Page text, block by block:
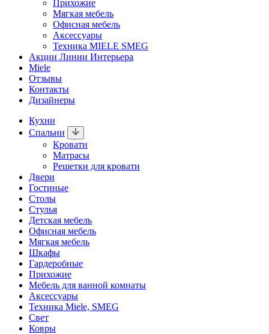
Прихожие
Мягкая мебель
Офисная мебель
Аксессуары
Техника MIELE SMEG
Акции Линии Интерьера
Miele
Отзывы
Контакты
Дизайнеры
Кухни
Спальни
Кровати
Матрасы
Решетки для кровати
Двери
Гостиные
Столы
Стулья
Детская мебель
Офисная мебель
Мягкая мебель
Шкафы
Гардеробные
Прихожие
Мебель для ванной комнаты
Аксессуары
Техника Miele, SMEG
Свет
Ковры